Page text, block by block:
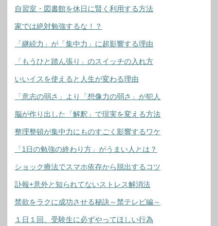
自習室・図書館を休日に賢く利用する方法
家では絶対勉強するな！？
「継続力」が「集中力」に超影響する理由
「もうひと踏ん張り」のスイッチの入れ方
いいイスを使えると人生が変わる理由
「意志の弱さ」より「想像力の弱さ」が犯人
脳が作り出した「解釈」で現実を変える方法
整理整頓が集中力にものすごく影響するワケ
「1日の勉強の終わり方」がうまい人とは？
ショック療法でスマホ依存から脱出するコツ
訃報+意外と知られてないストレス解消法
禁欲をラクに成功させる秘訣～禁テレビ編～
１日１回、受験生に必ずやってほしい行為